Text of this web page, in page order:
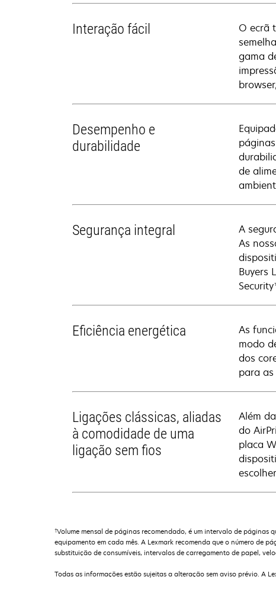
Interação fácil
O ecrã
gama
Desempenho e
durabilidade
de
Segurança integral
A
As
Buyers
Eficiência energética
As
modo
dos
para as
Ligações clássicas, aliadas
à comodidade de uma
ligação sem fios
Além
do
placa
†Volume mensal de páginas recomendado, é um intervalo de páginas
equipamento em cada mês. A Lexmark recomenda que o número de
substituição de consumíveis, intervalos de carregamento de papel,
Todas as informações estão sujeitas a alteração sem aviso prévio. A